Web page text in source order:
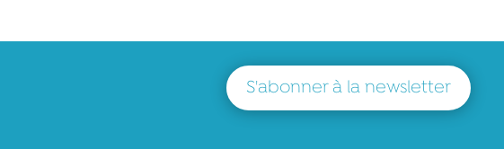
S'abonner à la newsletter